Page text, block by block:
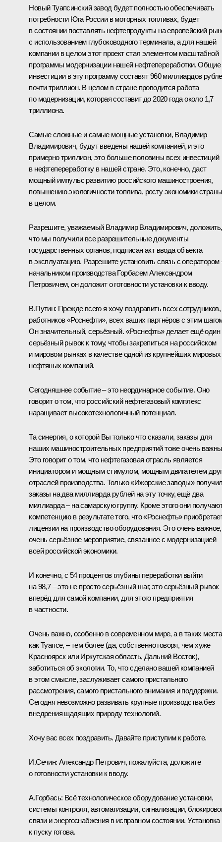
Новый Туапсинский завод будет полностью обеспечивать
потребности Юга России в моторных топливах, будет
в состоянии поставлять нефтепродукты на европейский
с использованием глубоководного терминала, а для нашей
компании в целом этот проект стал элементом масштабной
программы модернизации нашей нефтепереработки. Общие
инвестиции в эту программу составят 960 миллиардов
почти триллион. В целом в стране проводится работа
по модернизации, которая составит до 2020 года около 1,7
триллиона.
Самые сложные и самые мощные установки, Владимир
Владимирович, будут введены нашей компанией, и это
примерно триллион, это больше половины всех инвестиций
в нефтепереработку в нашей стране. Это, конечно, даст
мощный импульс развитию российского машиностроения,
повышению экологичности топлива, росту экономики страны
в целом.
Разрешите, уважаемый Владимир Владимирович, доложить,
что мы получили все разрешительные документы
государственных органов, подписан акт ввода объекта
в эксплуатацию. Разрешите установить связь с оператором
начальником производства Горбасем Александром
Петровичем, он доложит о готовности установки к вводу.
В.Путин: Прежде всего я хочу поздравить всех сотрудников,
работников «Роснефти», всех ваших партнёров с этим
Он значительный, серьёзный. «Роснефть» делает ещё один
серьёзный рывок к тому, чтобы закрепиться на российском
и мировом рынках в качестве одной из крупнейших мировых
нефтяных компаний.
Сегодняшнее событие – это неординарное событие. Оно
говорит о том, что российский нефтегазовый комплекс
наращивает высокотехнологичный потенциал.
Та синергия, о которой Вы только что сказали, заказы для
наших машиностроительных предприятий тоже очень
Это говорит о том, что нефтегазовая отрасль является
инициатором и мощным стимулом, мощным двигателем
отраслей производства. Только «Ижорские заводы»
заказы на два миллиарда рублей на эту точку, ещё два
миллиарда – на самарскую группу. Кроме этого они
компетенцию в результате того, что «Роснефть»
лицензии на производство оборудования. Это очень важное,
очень серьёзное мероприятие, связанное с модернизацией
всей российской экономики.
И конечно, с 54 процентов глубины переработки выйти
на 98,7 – это не просто серьёзный шаг, это серьёзный рывок
вперёд для самой компании, для этого предприятия
в частности.
Очень важно, особенно в современном мире, а в таких
как Туапсе, – тем более (да, собственно говоря, чем хуже
Красноярск или Иркутская область, Дальний Восток),
заботиться об экологии. То, что сделано вашей компанией
в этом смысле, заслуживает самого пристального
рассмотрения, самого пристального внимания и поддержки.
Сегодня невозможно развивать крупные производства без
внедрения щадящих природу технологий.
Хочу вас всех поздравить. Давайте приступим к работе.
И.Сечин: Александр Петрович, пожалуйста, доложите
о готовности установки к вводу.
А.Горбась: Всё технологическое оборудование установки,
системы контроля, автоматизации, сигнализации,
связи и энергоснабжения в исправном состоянии. Установка
к пуску готова.